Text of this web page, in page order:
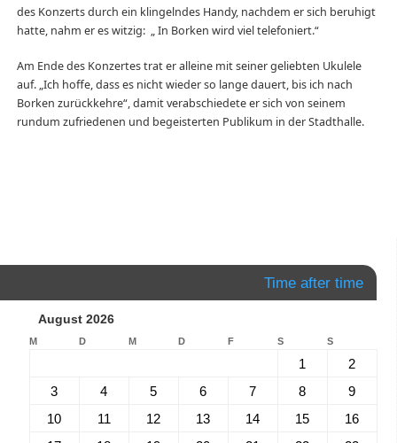
des Konzerts durch ein klingelndes Handy, nachdem er sich beruhigt
hatte, nahm er es witzig: „ In Borken wird viel telefoniert.“
Am Ende des Konzertes trat er alleine mit seiner geliebten Ukulele
auf. „Ich hoffe, dass es nicht wieder so lange dauert, bis ich nach
Borken zurückkehre“, damit verabschiedete er sich von seinem
rundum zufriedenen und begeisterten Publikum in der Stadthalle.
Time after time
August 2026
M D M D F S S
1
2
3
4 5 6 7 8
9
10
11 12 13 14 15
16